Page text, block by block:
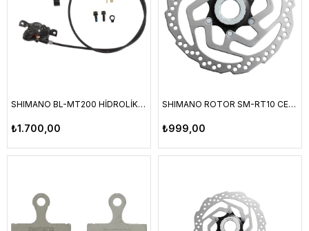
SHIMANO BL-MT200 HİDROLİK DİSK FREN SETİ SOL ÖN
₺1.700,00
SHIMANO ROTOR SM-RT10 CENTER LOCK 180 MM
₺999,00